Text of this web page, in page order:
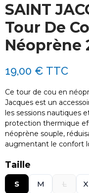
SAINT
Tour De
Néoprène
19,00 € TTC
Ce tour de cou en
Jacques est un
les sessions nautiques
protection thermique
néoprène souple,
augmentant le confort
Taille
S M L